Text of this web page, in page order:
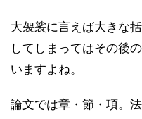
大袈裟に言えば大きな
してしまってはその後
いますよね。
論文では章・節・項。